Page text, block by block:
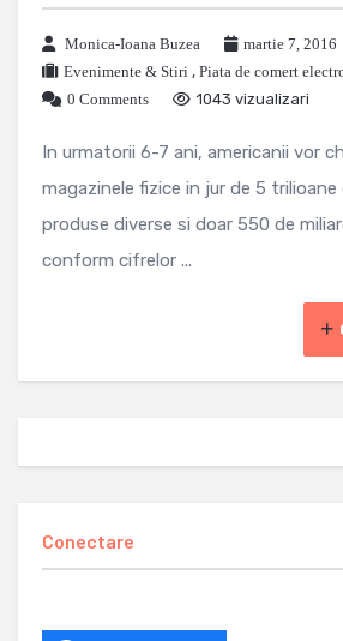
Monica-Ioana Buzea
martie 7, 2016
Evenimente & Stiri , Piata de comert
0 Comments
1043 vizualizari
In urmatorii 6-7 ani, americanii vor
magazinele fizice in jur de 5 trilioane
produse diverse si doar 550 de
conform cifrelor ...
Conectare